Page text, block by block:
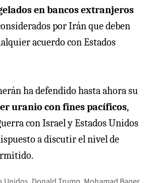
en bancos extranjeros
por Irán que deben
acuerdo con Estados
ha defendido hasta ahora su
uranio con fines pacíficos,
con Israel y Estados Unidos
a discutir el nivel de